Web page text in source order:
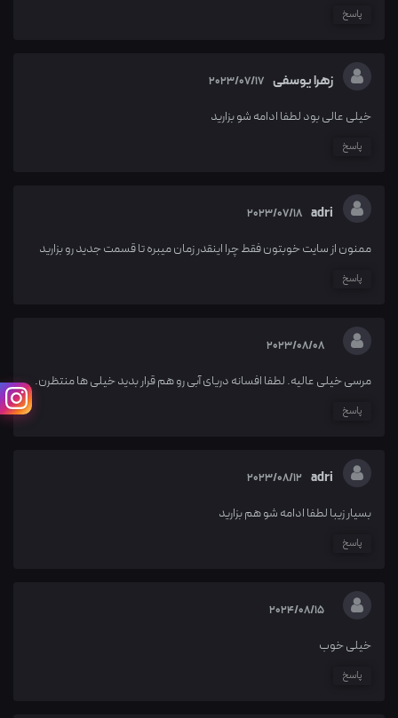
پاسخ
زهرا یوسفی 2023/07/17
خیلی عالی بود لطفا ادامه شو بزارید
پاسخ
adri
2023/07/18
ممنون از سایت خوبتون فقط چرا اینقدر زمان میبره تا قسمت جدید رو بزارید
پاسخ
2023/08/08
مرسی خیلی عالیه. لطفا افسانه دریای آبی رو هم قرار بدید خیلی ها منتظرن.
پاسخ
adri
2023/08/12
بسیار زیبا لطفا ادامه شو هم بزارید
پاسخ
2024/08/15
خیلی خوب
پاسخ